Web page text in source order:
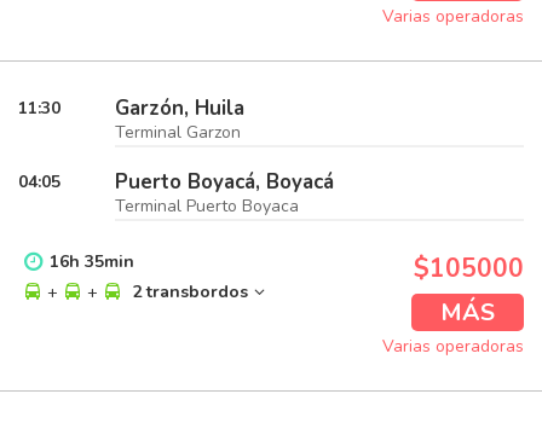
Varias operadoras
11:30 Garzón, Huila
Terminal Garzon
04:05 Puerto Boyacá, Boyacá
Terminal Puerto Boyaca
16h 35min
+
+ 2 transbordos
$105000
MÁS
Varias operadoras